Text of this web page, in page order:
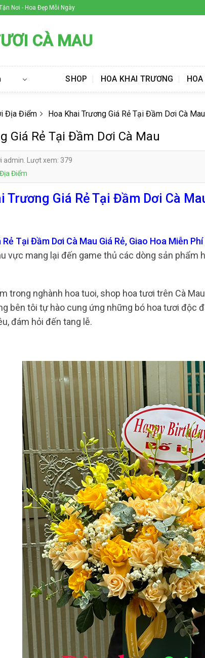
Nơi - Hoa Đẹp Mỗi Ngày
CÀ MAU
SHOP HOA KHAI TRƯƠNG
Địa Điểm Hoa Khai Trương Giá Rẻ Tại Đầm Dơi Cà Mau
Giá Rẻ Tại Đầm Dơi Cà Mau
Lượt xem: 379
Điểm
Trương Giá Rẻ Tại Đầm Dơi Cà
Tại Đầm Dơi Cà Mau Giá Rẻ, Giao Hoa Miễn Phí
vực mang lại đến game thủ các dòng sản phẩm
trong nghành hoa tuoi, shop hoa tươi trên Cà
bên tôi tự hào cung ứng những bó hoa tươi độc
đám hỏi đến tang lễ.